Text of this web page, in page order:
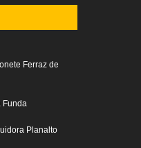
Ferraz de
Funda
Planalto